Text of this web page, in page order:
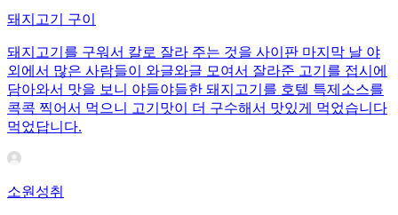
돼지고기 구이
돼지고기를 구워서 칼로 잘라 주는 것을 사이판 마지막 날 야
외에서 많은 사람들이 와글와글 모여서 잘라준 고기를 접시에
담아와서 맛을 보니 야들야들한 돼지고기를 호텔 특제소스를
콕콕 찍어서 먹으니 고기맛이 더 구수해서 맛있게 먹었습니다
먹었답니다.
소원성취